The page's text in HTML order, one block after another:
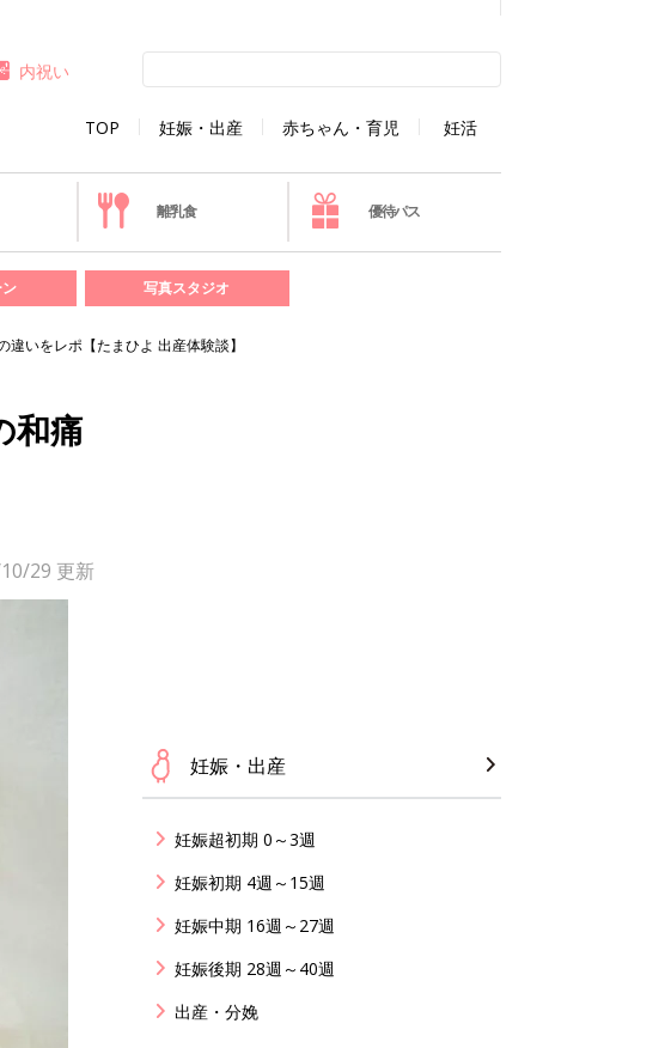
TOP 妊娠・出産 赤ちゃん・育児 妊活
内祝い
離乳食 優待パス
写真スタジオ
いをレポ【たまひよ 出産体験談】
和痛
29 更新
妊娠・出産
妊娠超初期 0～3週
妊娠初期 4週～15週
妊娠中期 16週～27週
妊娠後期 28週～40週
出産・分娩